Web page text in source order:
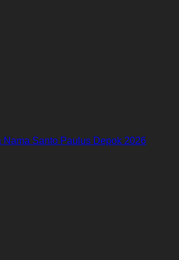
Santo Paulus Depok 2026